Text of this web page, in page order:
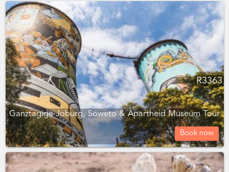
R3363
Ganztägige Joburg, Soweto & Apartheid Museum Tour
Book now